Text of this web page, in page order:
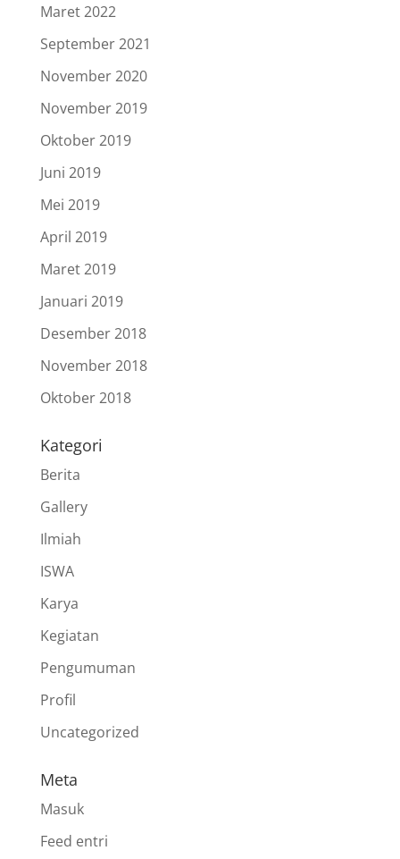
Maret 2022
September 2021
November 2020
November 2019
Oktober 2019
Juni 2019
Mei 2019
April 2019
Maret 2019
Januari 2019
Desember 2018
November 2018
Oktober 2018
Kategori
Berita
Gallery
Ilmiah
ISWA
Karya
Kegiatan
Pengumuman
Profil
Uncategorized
Meta
Masuk
Feed entri